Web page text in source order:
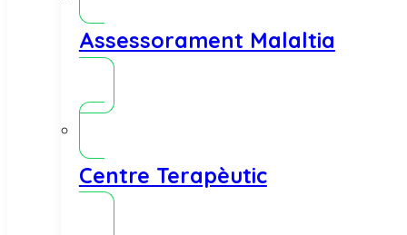
Assessorament Malaltia
Centre Terapèutic